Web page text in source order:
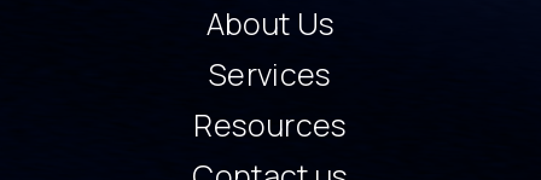
About Us
Services
Resources